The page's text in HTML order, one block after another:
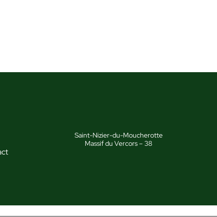
Saint-Nizier-du-Moucherotte
Massif du Vercors – 38